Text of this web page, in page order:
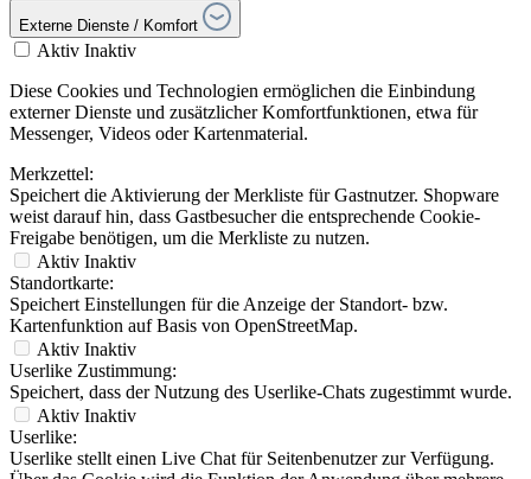
Externe Dienste / Komfort
Aktiv Inaktiv
Diese Cookies und Technologien ermöglichen die Einbindung
externer Dienste und zusätzlicher Komfortfunktionen, etwa für
Messenger, Videos oder Kartenmaterial.
Merkzettel:
Speichert die Aktivierung der Merkliste für Gastnutzer. Shopware
weist darauf hin, dass Gastbesucher die entsprechende Cookie-
Freigabe benötigen, um die Merkliste zu nutzen.
Aktiv Inaktiv
Standortkarte:
Speichert Einstellungen für die Anzeige der Standort- bzw.
Kartenfunktion auf Basis von OpenStreetMap.
Aktiv Inaktiv
Userlike Zustimmung:
Speichert, dass der Nutzung des Userlike-Chats zugestimmt wurde.
Aktiv Inaktiv
Userlike:
Userlike stellt einen Live Chat für Seitenbenutzer zur Verfügung.